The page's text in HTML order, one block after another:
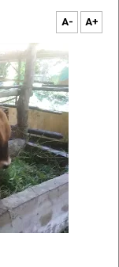
A- A+